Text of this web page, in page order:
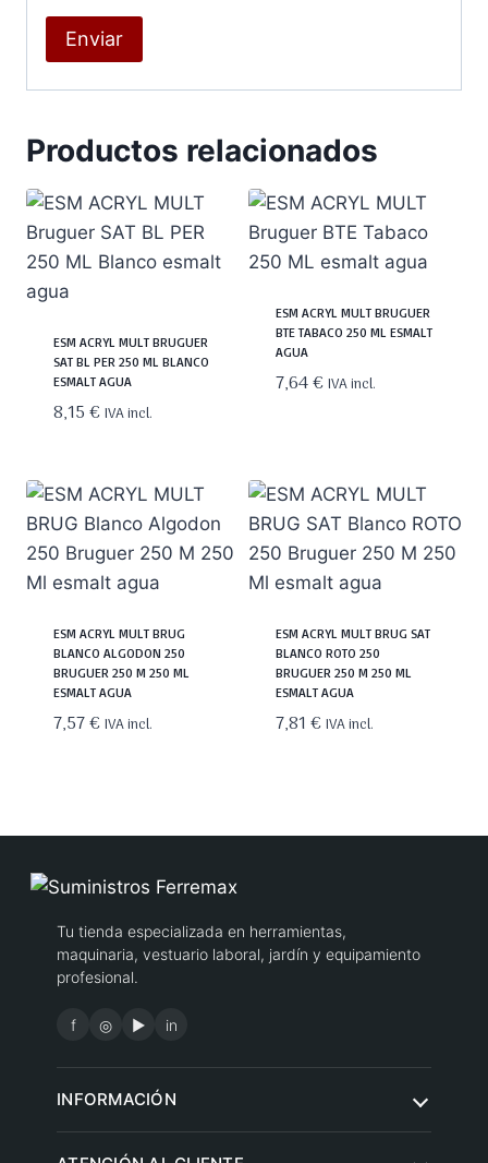
Productos relacionados
ESM ACRYL MULT BRUGUER
SAT BL PER 250 ML BLANCO
ESMALT AGUA
8,15€ IVA incl.
ESM ACRYL MULT BRUGUER
BTE TABACO 250 ML ESMALT
AGUA
7,64€ IVA incl.
ESM ACRYL MULT BRUG
BLANCO ALGODON 250
BRUGUER 250 M 250 ML
ESMALT AGUA
7,57€ IVA incl.
ESM ACRYL MULT BRUG SAT
BLANCO ROTO 250
BRUGUER 250 M 250 ML
ESMALT AGUA
7,81€ IVA incl.
Tu tienda especializada en herramientas,
maquinaria, vestuario laboral, jardín y equipamiento
profesional.
f ◎ ▶ in
INFORMACIÓN